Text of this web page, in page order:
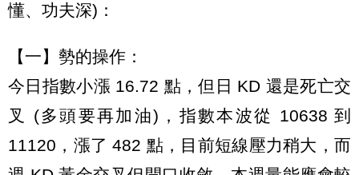
懂、功夫深)：
【一】勢的操作：
今日指數小漲 16.72 點，但日 KD 還是死亡交
叉 (多頭要再加油)，指數本波從 10638 到
11120，漲了 482 點，目前短線壓力稍大，而